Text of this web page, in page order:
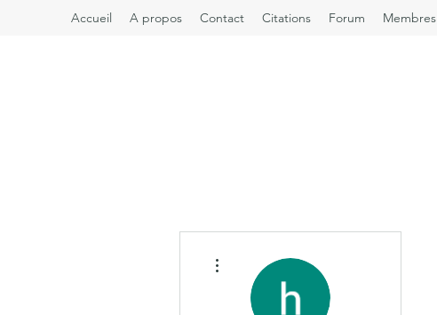
Accueil A propos Contact Citations Forum Membres